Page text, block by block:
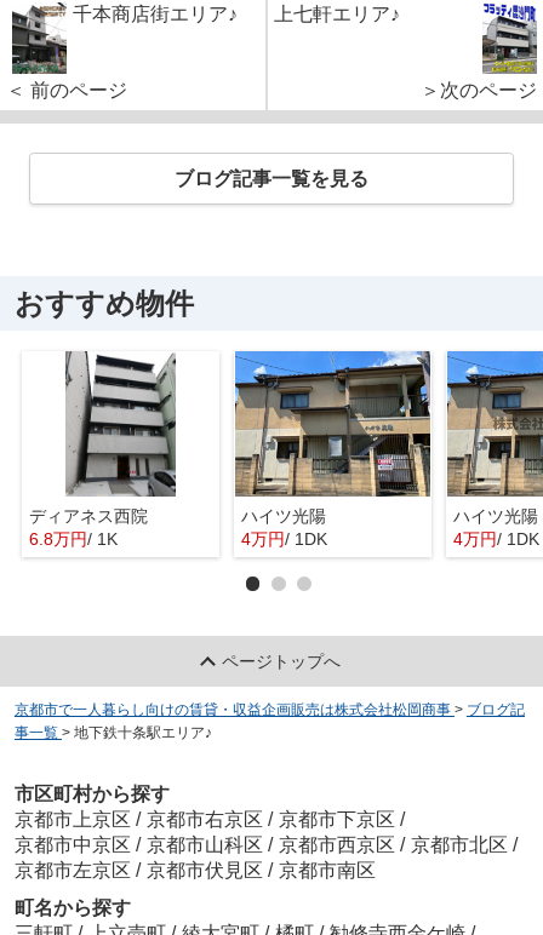
千本商店街エリア♪
＜ 前のページ
上七軒エリア♪
＞次のページ
ブログ記事一覧を見る
おすすめ物件
ディアネス西院
6.8万円/ 1K
ハイツ光陽
4万円/ 1DK
ハイツ光陽
4万円/ 1DK
ページトップへ
京都市で一人暮らし向けの賃貸・収益企画販売は株式会社松岡商事 > ブログ記
事一覧 > 地下鉄十条駅エリア♪
市区町村から探す
京都市上京区 / 京都市右京区 / 京都市下京区 /
京都市中京区 / 京都市山科区 / 京都市西京区 / 京都市北区 /
京都市左京区 / 京都市伏見区 / 京都市南区
町名から探す